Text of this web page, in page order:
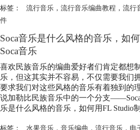
标签： 流行音乐， 流行音乐编曲教程 ， 流行
件
Soca音乐是什么风格的音乐，如
Soca音乐
喜欢民族音乐的编曲爱好者们肯定都想
乐，但这其实并不容易，不仅需要我们
要求我们对这些风格的音乐有着独到的
说加勒比民族音乐中的一个分支
乐是什么风格的音乐，如何用FL Studio制
标签： 水果音乐， 音乐编曲 ， 流行音乐， 电